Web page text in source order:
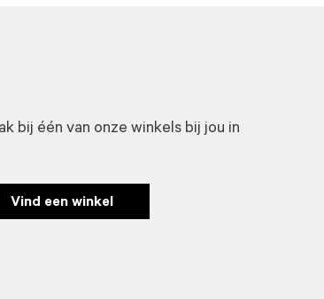
bij één van onze winkels bij jou in
Vind een winkel